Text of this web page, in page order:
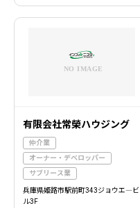
有限会社常榮ハウジング
仲介業
オーナー・デベロッパー
サブリース業
兵庫県姫路市駅前町343ジョウエ―ビ
ル3F